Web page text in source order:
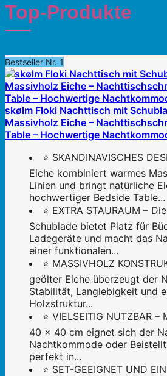
Top-Produkte
Bestseller Nr. 1
skølm Floki Nachttisch mit
Massivholz Eiche –
Table – Hochwertige
⭐ SKANDINAVISCHES
Eiche kombiniert warmes
Linien und bringt natürliche
hochwertiger Bedside Table...
⭐ EXTRA STAURAUM –
Schublade bietet Platz für
Ladegeräte und macht das
einer funktionalen...
⭐ MASSIVHOLZ
geölter Eiche überzeugt der
Stabilität, Langlebigkeit und
Holzstruktur...
⭐ VIELSEITIG NUTZBAR
40 × 40 cm eignet sich der
Nachtkommode oder
perfekt in...
⭐ SET-GEEIGNET UND